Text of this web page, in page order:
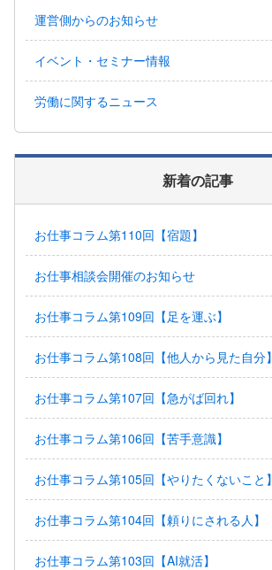
運営側からのお知らせ
イベント・セミナー情報
労働に関するニュース
新着の記事
お仕事コラム第110回【宿題】
お仕事相談会開催のお知らせ
お仕事コラム第109回【足を運ぶ】
お仕事コラム第108回【他人から見た自分】
お仕事コラム第107回【急がば回れ】
お仕事コラム第106回【苦手意識】
お仕事コラム第105回【やりたくないこと】
お仕事コラム第104回【頼りにされる人】
お仕事コラム第103回【AI就活】